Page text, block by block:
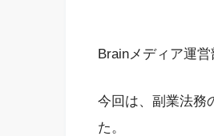
Brainメディア運営
今回は、副業法務
た。